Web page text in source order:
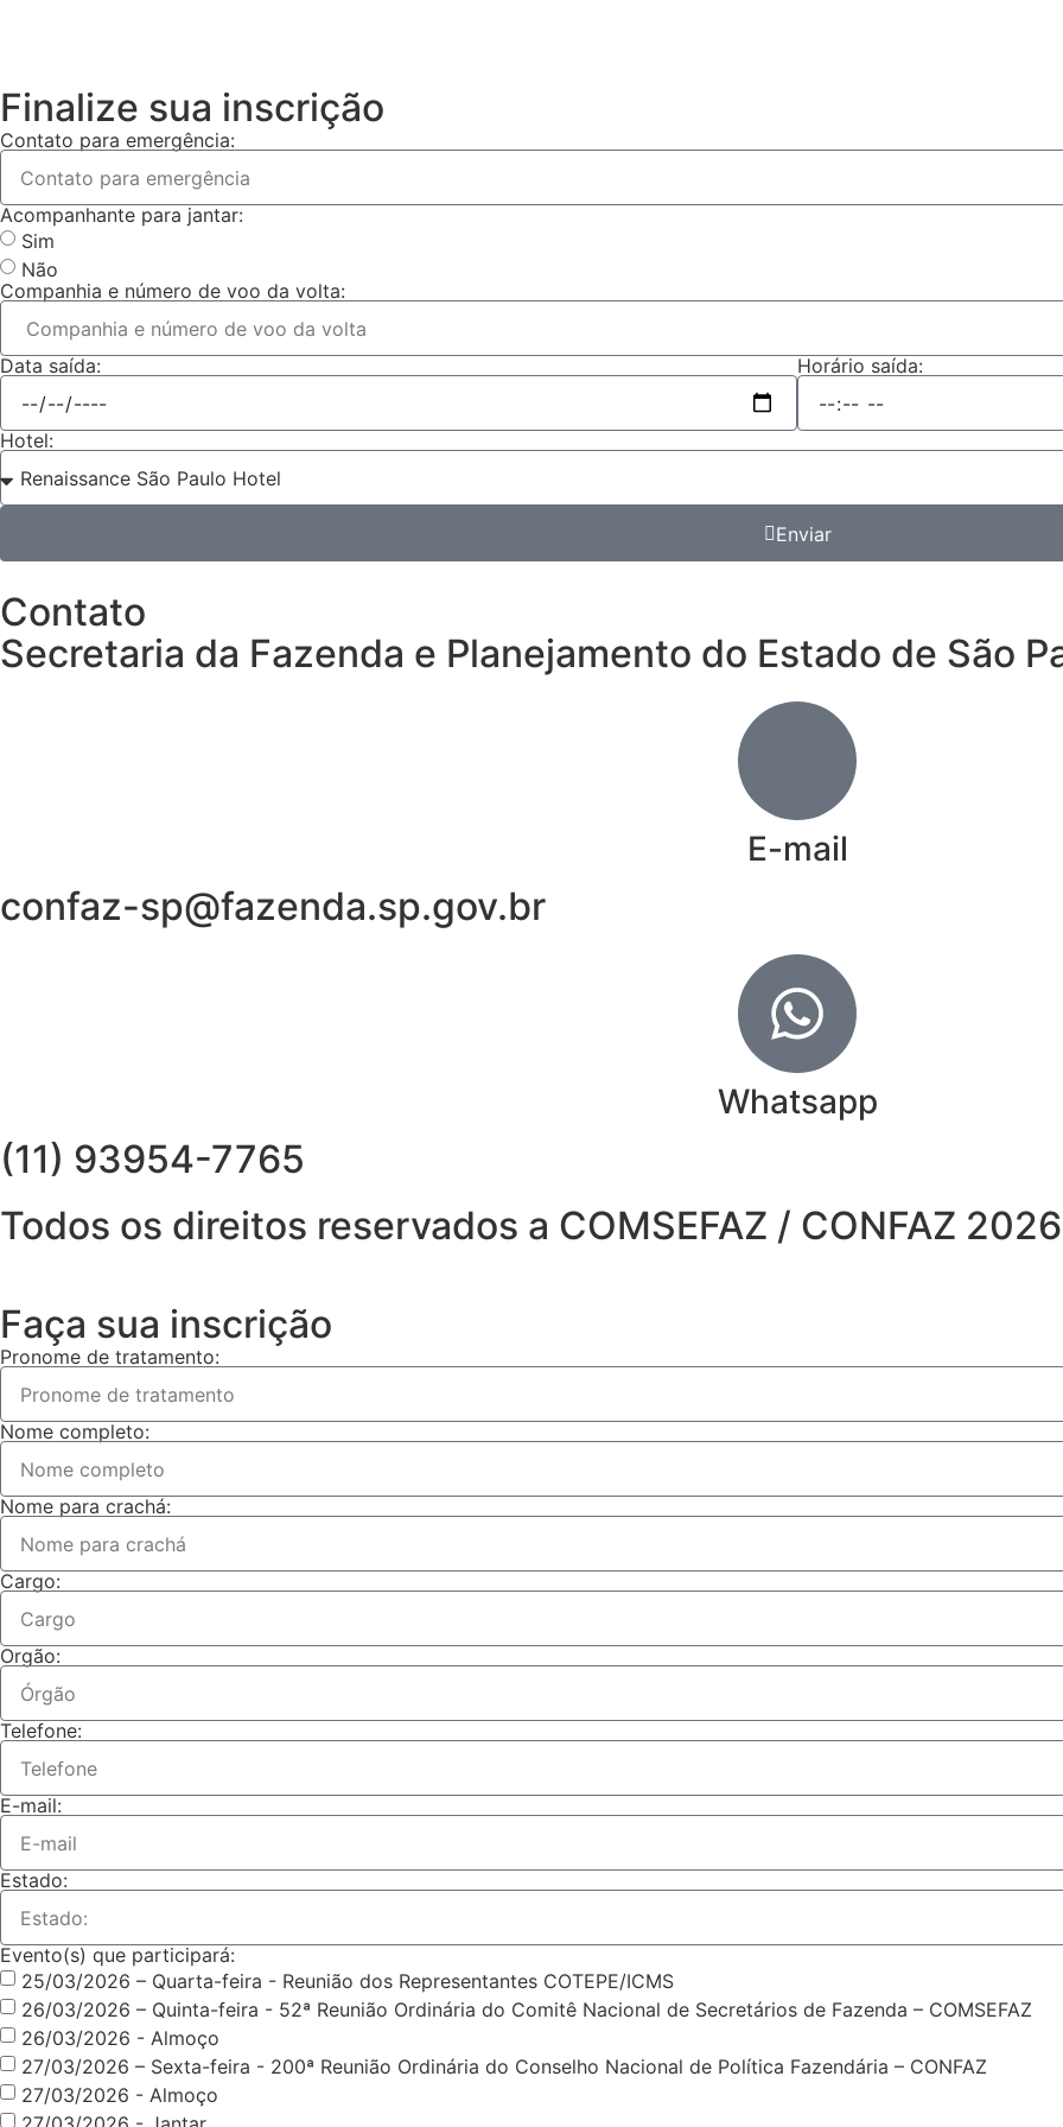
Finalize sua inscrição
Contato para emergência:
Acompanhante para jantar:
Sim
Não
Companhia e número de voo da volta:
Data saída: Horário saída:
Hotel:
Enviar
Contato
Secretaria da Fazenda e Planejamento do Estado de São
E-mail
confaz-sp@fazenda.sp.gov.br
Whatsapp
(11) 93954-7765
Todos os direitos reservados a COMSEFAZ / CONFAZ 2026
Faça sua inscrição
Pronome de tratamento:
Nome completo:
Nome para crachá:
Cargo:
Orgão:
Telefone:
E-mail:
Estado:
Evento(s) que participará:
25/03/2026 – Quarta-feira - Reunião dos Representantes COTEPE/ICMS
26/03/2026 – Quinta-feira - 52ª Reunião Ordinária do Comitê Nacional de Secretários de Fazenda – COMSEFAZ
26/03/2026 - Almoço
27/03/2026 – Sexta-feira - 200ª Reunião Ordinária do Conselho Nacional de Política Fazendária – CONFAZ
27/03/2026 - Almoço